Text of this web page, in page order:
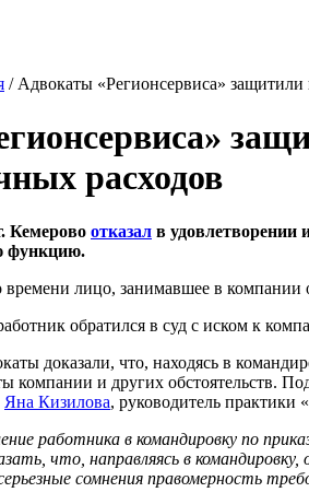
/ Адвокаты «Регионсервиса»
расходов
Кемерово отказал в удовлетворении
функцию.
лицо, занимавшее в компании
обратился в суд с иском к
доказали, что, находясь в
компании и других обстоятельств.
Яна Кизилова, руководитель практики
работника в командировку по
что, направляясь в
сомнения правомерность